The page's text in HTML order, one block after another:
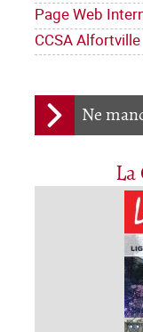
Page Web
CCSA Alfortville
Ne
La